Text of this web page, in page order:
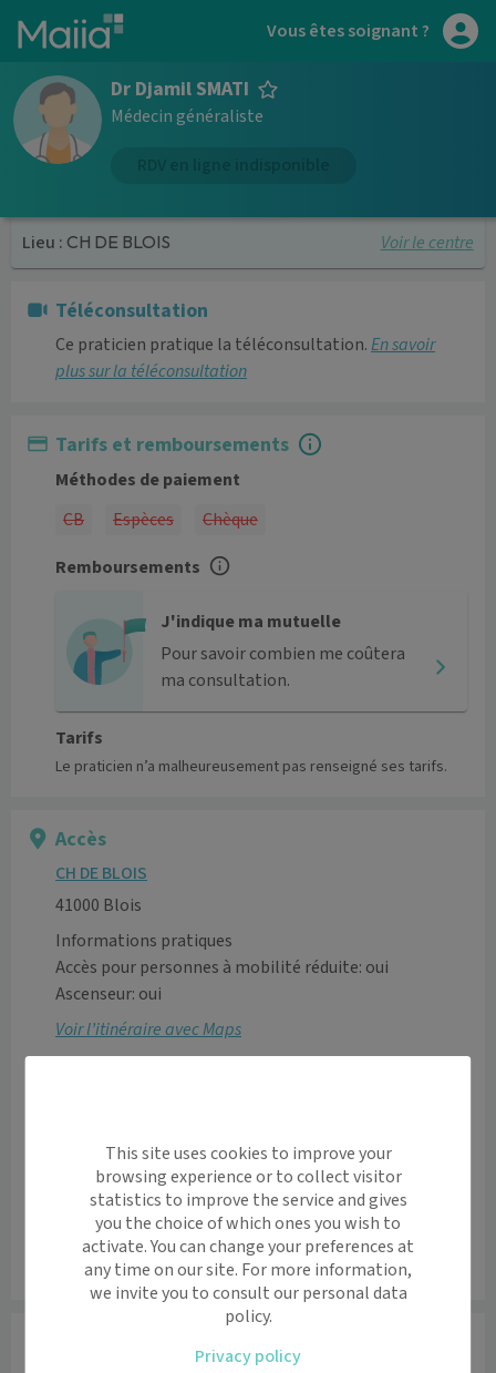
Aller au contenu principal Vous êtes soignant ?
Dr Djamil SMATI
Médecin généraliste
Lieu : CH DE BLOIS Voir le centre
Téléconsultation
Ce praticien pratique la téléconsultation.En savoir
plus sur la téléconsultation
Tarifs et remboursements
Méthodes de paiement
CB
Espèces
Chèque
Remboursements
J'indique ma mutuelle
Pour savoir combien me coûtera
ma consultation.
Tarifs
Le praticien n’a malheureusement pas renseigné ses tarifs.
Accès
CH DE BLOIS
41000 Blois
Informations pratiques
Accès pour personnes à mobilité réduite: oui
Ascenseur: oui
Voir l’itinéraire avec Maps
Leaflet|©OpenStreetMapcontributors
This site uses cookies to improve your
browsing experience or to collect visitor
statistics to improve the service and gives
you the choice of which ones you wish to
activate. You can change your preferences at
any time on our site. For more information,
we invite you to consult our personal data
policy.
Privacy policy